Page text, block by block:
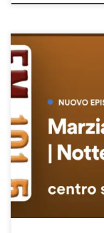
Diagnostica per
ginocchio a Roma.
allora Prof fammi
tu. Sei un primario